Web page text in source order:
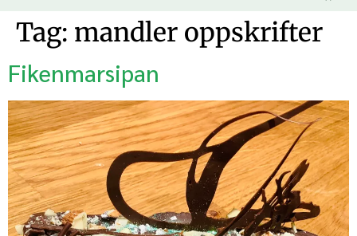
Tag: mandler oppskrifter
Fikenmarsipan